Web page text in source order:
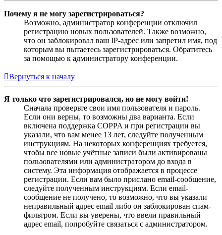
Почему я не могу зарегистрироваться?
Возможно, администратор конференции отключил
регистрацию новых пользователей. Также возможно,
что он заблокировал ваш IP-адрес или запретил имя, под
которым вы пытаетесь зарегистрироваться. Обратитесь
за помощью к администратору конференции.
Вернуться к началу
Я только что зарегистрировался, но не могу войти!
Сначала проверьте свои имя пользователя и пароль.
Если они верны, то возможны два варианта. Если
включена поддержка COPPA и при регистрации вы
указали, что вам менее 13 лет, следуйте полученным
инструкциям. На некоторых конференциях требуется,
чтобы все новые учётные записи были активированы
пользователями или администратором до входа в
систему. Эта информация отображается в процессе
регистрации. Если вам было прислано email-сообщение,
следуйте полученным инструкциям. Если email-
сообщение не получено, то возможно, что вы указали
неправильный адрес email либо он заблокирован спам-
фильтром. Если вы уверены, что ввели правильный
адрес email, попробуйте связаться с администратором.